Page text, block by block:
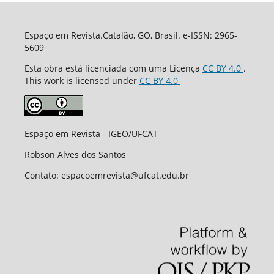
Espaço em Revista.Catalão, GO, Brasil. e-ISSN: 2965-
5609
Esta obra está licenciada com uma Licença CC BY 4.0 .
This work is licensed under CC BY 4.0
Espaço em Revista - IGEO/UFCAT
Robson Alves dos Santos
Contato: espacoemrevista@ufcat.edu.br